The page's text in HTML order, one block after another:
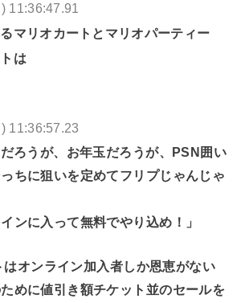
11:36:47.91
マリオカートとマリオパーティー
は
11:36:57.23
ろうが、お年玉だろうが、PSN囲い
ちに狙いを定めてフリプじゃんじゃ
ンに入って無料でやり込め！」
オンライン加入者しか恩恵がない
めに値引き額チケット並のセールを